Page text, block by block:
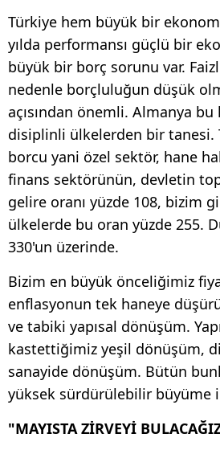
Türkiye hem büyük bir
yılda performansı güçlü bir
büyük bir borç sorunu var.
nedenle borçluluğun düşük
açısından önemli. Almanya
disiplinli ülkelerden bir tanesi.
borcu yani özel sektör, hane
finans sektörünün, devletin
gelire oranı yüzde 108, bizim
ülkelerde bu oran yüzde 255.
330'un üzerinde.
Bizim en büyük önceliğimiz
enflasyonun tek haneye
ve tabiki yapısal dönüşüm.
kastettiğimiz yeşil dönüşüm,
sanayide dönüşüm. Bütün
yüksek sürdürülebilir büyüme
"MAYISTA ZİRVEYİ